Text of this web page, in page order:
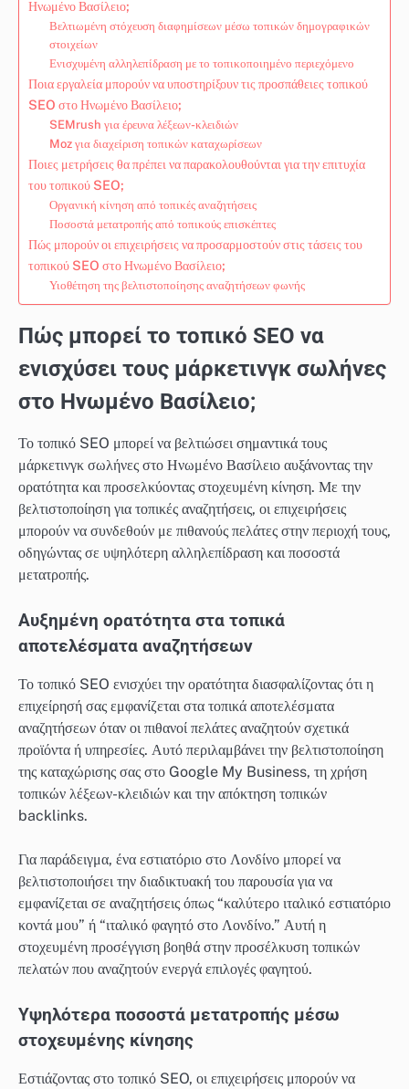
Ηνωμένο Βασίλειο;
Βελτιωμένη στόχευση διαφημίσεων μέσω τοπικών δημογραφικών
στοιχείων
Ενισχυμένη αλληλεπίδραση με το τοπικοποιημένο περιεχόμενο
Ποια εργαλεία μπορούν να υποστηρίξουν τις προσπάθειες τοπικού
SEO στο Ηνωμένο Βασίλειο;
SEMrush για έρευνα λέξεων-κλειδιών
Moz για διαχείριση τοπικών καταχωρίσεων
Ποιες μετρήσεις θα πρέπει να παρακολουθούνται για την επιτυχία
του τοπικού SEO;
Οργανική κίνηση από τοπικές αναζητήσεις
Ποσοστά μετατροπής από τοπικούς επισκέπτες
Πώς μπορούν οι επιχειρήσεις να προσαρμοστούν στις τάσεις του
τοπικού SEO στο Ηνωμένο Βασίλειο;
Υιοθέτηση της βελτιστοποίησης αναζητήσεων φωνής
Πώς μπορεί το τοπικό SEO να
ενισχύσει τους μάρκετινγκ σωλήνες
στο Ηνωμένο Βασίλειο;
Το τοπικό SEO μπορεί να βελτιώσει σημαντικά τους
μάρκετινγκ σωλήνες στο Ηνωμένο Βασίλειο αυξάνοντας την
ορατότητα και προσελκύοντας στοχευμένη κίνηση. Με την
βελτιστοποίηση για τοπικές αναζητήσεις, οι επιχειρήσεις
μπορούν να συνδεθούν με πιθανούς πελάτες στην περιοχή τους,
οδηγώντας σε υψηλότερη αλληλεπίδραση και ποσοστά
μετατροπής.
Αυξημένη ορατότητα στα τοπικά
αποτελέσματα αναζητήσεων
Το τοπικό SEO ενισχύει την ορατότητα διασφαλίζοντας ότι η
επιχείρησή σας εμφανίζεται στα τοπικά αποτελέσματα
αναζητήσεων όταν οι πιθανοί πελάτες αναζητούν σχετικά
προϊόντα ή υπηρεσίες. Αυτό περιλαμβάνει την βελτιστοποίηση
της καταχώρισης σας στο Google My Business, τη χρήση
τοπικών λέξεων-κλειδιών και την απόκτηση τοπικών
backlinks.
Για παράδειγμα, ένα εστιατόριο στο Λονδίνο μπορεί να
βελτιστοποιήσει την διαδικτυακή του παρουσία για να
εμφανίζεται σε αναζητήσεις όπως “καλύτερο ιταλικό εστιατόριο
κοντά μου” ή “ιταλικό φαγητό στο Λονδίνο.” Αυτή η
στοχευμένη προσέγγιση βοηθά στην προσέλκυση τοπικών
πελατών που αναζητούν ενεργά επιλογές φαγητού.
Υψηλότερα ποσοστά μετατροπής μέσω
στοχευμένης κίνησης
Εστιάζοντας στο τοπικό SEO, οι επιχειρήσεις μπορούν να